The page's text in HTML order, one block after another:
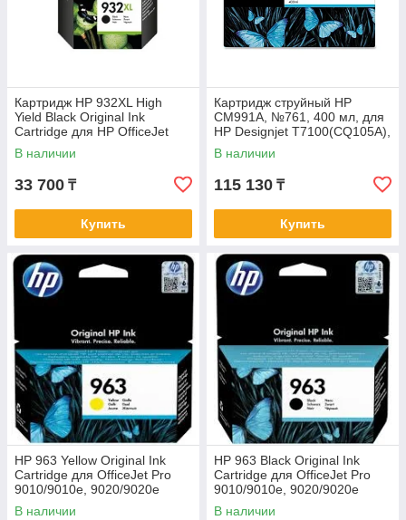
Картридж HP 932XL High
Yield Black Original Ink
Cartridge для HP OfficeJet
6100, 6600 series, HP
OfficeJet Pro
В наличии
33 700 ₸
Купить
Картридж струйный HP
CM991A, №761, 400 мл, для
HP Designjet T7100(CQ105A),
матовый черный
В наличии
115 130 ₸
Купить
HP 963 Yellow Original Ink
Cartridge для OfficeJet Pro
9010/9010e, 9020/9020e
series
В наличии
HP 963 Black Original Ink
Cartridge для OfficeJet Pro
9010/9010e, 9020/9020e
series
В наличии